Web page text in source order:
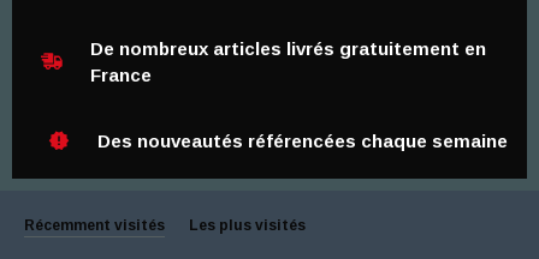
De nombreux articles livrés gratuitement en
France
Des nouveautés référencées chaque semaine
Récemment visités Les plus visités